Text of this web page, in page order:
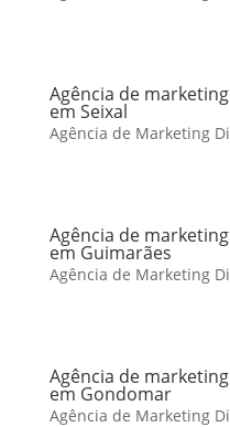
Agência de
em Seixal
Agência de Marketing
Agência de
em Guimarães
Agência de Marketing
Agência de
em Gondomar
Agência de Marketing